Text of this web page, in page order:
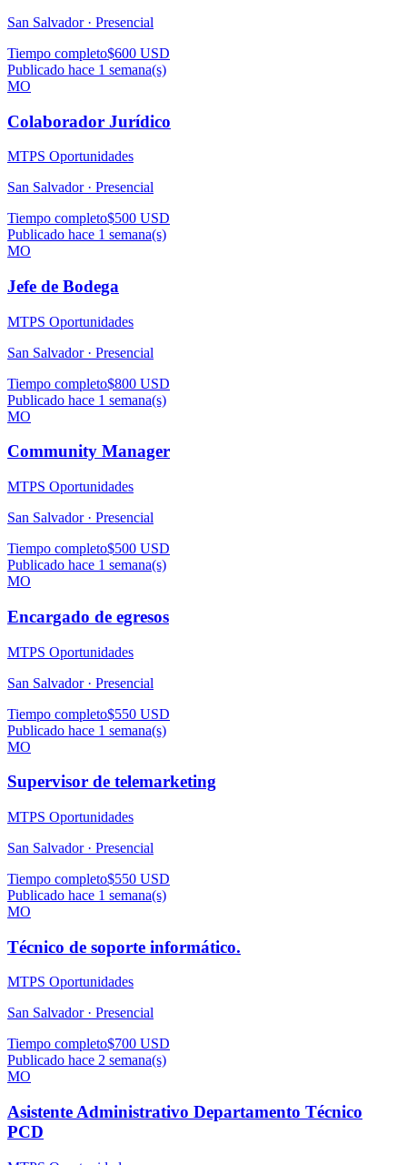
San Salvador · Presencial
Tiempo completo$600 USD
Publicado hace 1 semana(s)
MO
Colaborador Jurídico
MTPS Oportunidades
San Salvador · Presencial
Tiempo completo$500 USD
Publicado hace 1 semana(s)
MO
Jefe de Bodega
MTPS Oportunidades
San Salvador · Presencial
Tiempo completo$800 USD
Publicado hace 1 semana(s)
MO
Community Manager
MTPS Oportunidades
San Salvador · Presencial
Tiempo completo$500 USD
Publicado hace 1 semana(s)
MO
Encargado de egresos
MTPS Oportunidades
San Salvador · Presencial
Tiempo completo$550 USD
Publicado hace 1 semana(s)
MO
Supervisor de telemarketing
MTPS Oportunidades
San Salvador · Presencial
Tiempo completo$550 USD
Publicado hace 1 semana(s)
MO
Técnico de soporte informático.
MTPS Oportunidades
San Salvador · Presencial
Tiempo completo$700 USD
Publicado hace 2 semana(s)
MO
Asistente Administrativo Departamento Técnico
PCD